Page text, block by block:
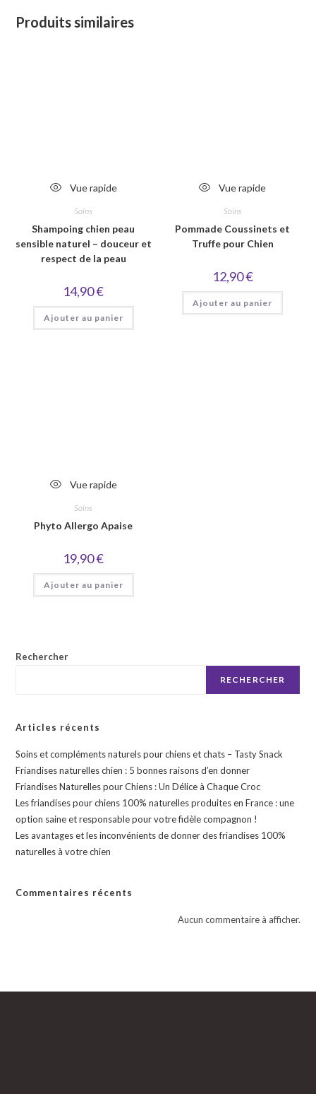
Produits similaires
Vue rapide
Soins
Shampoing chien peau
sensible naturel – douceur et
respect de la peau
14,90€
Ajouter au panier
Vue rapide
Soins
Pommade Coussinets et
Truffe pour Chien
12,90€
Ajouter au panier
Vue rapide
Soins
Phyto Allergo Apaise
19,90€
Ajouter au panier
Rechercher
RECHERCHER
Articles récents
Soins et compléments naturels pour chiens et chats – Tasty Snack
Friandises naturelles chien : 5 bonnes raisons d’en donner
Friandises Naturelles pour Chiens : Un Délice à Chaque Croc
Les friandises pour chiens 100% naturelles produites en France : une
option saine et responsable pour votre fidèle compagnon !
Les avantages et les inconvénients de donner des friandises 100%
naturelles à votre chien
Commentaires récents
Aucun commentaire à afficher.